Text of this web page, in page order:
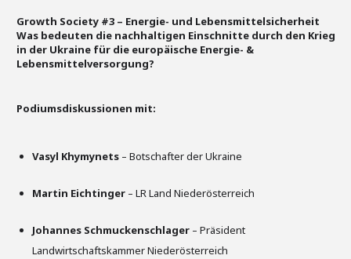
Growth Society #3 – Energie- und Lebensmittelsicherheit
Was bedeuten die nachhaltigen Einschnitte durch den Krieg
in der Ukraine für die europäische Energie- &
Lebensmittelversorgung?
Podiumsdiskussionen mit:
Vasyl Khymynets – Botschafter der Ukraine
Martin Eichtinger – LR Land Niederösterreich
Johannes Schmuckenschlager – Präsident
Landwirtschaftskammer Niederösterreich